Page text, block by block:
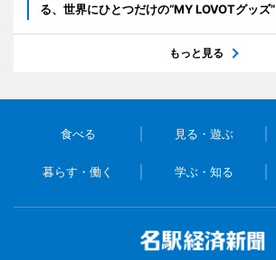
る、世界にひとつだけの“MY LOVOTグッズ”
もっと見る
食べる 見る・遊ぶ
暮らす・働く 学ぶ・知る